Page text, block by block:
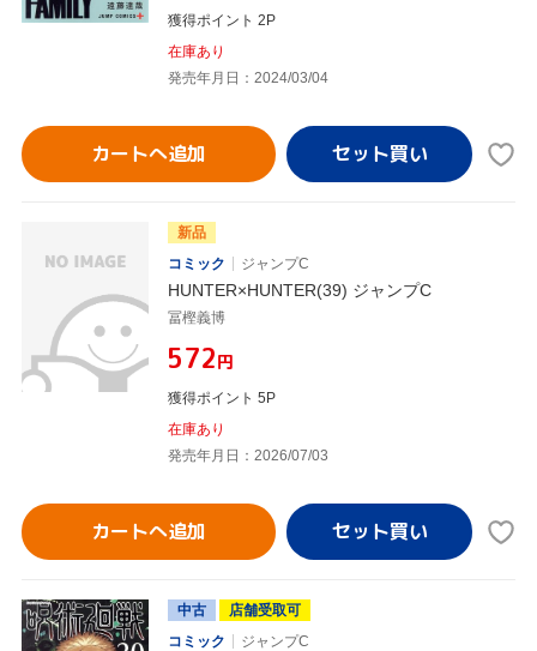
獲得ポイント 2P
在庫あり
発売年月日：2024/03/04
カートへ追加
新品
コミック
ジャンプC
HUNTER×HUNTER(39) ジャンプC
冨樫義博
¥572円
獲得ポイント 5P
在庫あり
発売年月日：2026/07/03
カートへ追加
中古
店舗受取可
コミック
ジャンプC